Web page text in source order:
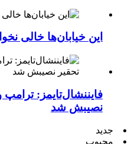
این خیابان‌ها خالی
فایننشال‌تایمز: ترامپ
نصیبش شد
جدید
محبوب